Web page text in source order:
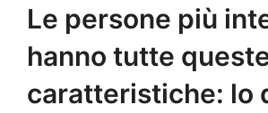
Le persone più
hanno tutte
caratteristiche: lo